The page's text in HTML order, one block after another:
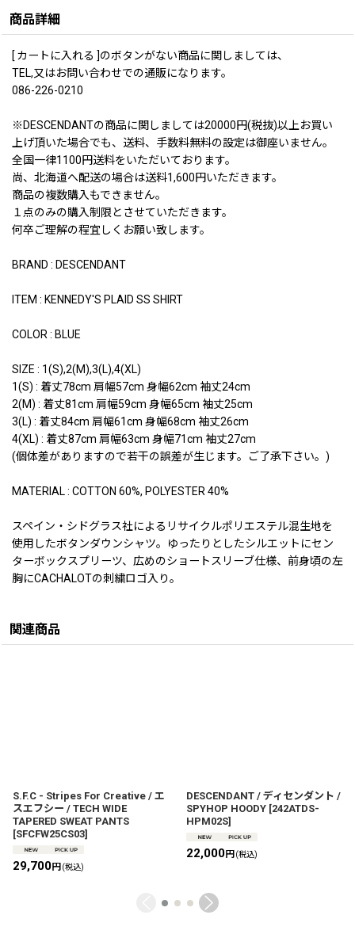
商品詳細
[ カートに入れる ]のボタンがない商品に関しましては、
TEL,又はお問い合わせでの通販になります。
086-226-0210
※DESCENDANTの商品に関しましては20000円(税抜)以上お買い
上げ頂いた場合でも、送料、手数料無料の設定は御座いません。
全国一律1100円送料をいただいております。
尚、北海道へ配送の場合は送料1,600円いただきます。
商品の複数購入もできません。
１点のみの購入制限とさせていただきます。
何卒ご理解の程宜しくお願い致します。
BRAND : DESCENDANT
ITEM : KENNEDY'S PLAID SS SHIRT
COLOR : BLUE
SIZE : 1(S),2(M),3(L),4(XL)
1(S) : 着丈78cm 肩幅57cm 身幅62cm 袖丈24cm
2(M) : 着丈81cm 肩幅59cm 身幅65cm 袖丈25cm
3(L) : 着丈84cm 肩幅61cm 身幅68cm 袖丈26cm
4(XL) : 着丈87cm 肩幅63cm 身幅71cm 袖丈27cm
(個体差がありますので若干の誤差が生じます。ご了承下さい。)
MATERIAL : COTTON 60%, POLYESTER 40%
スペイン・シドグラス社によるリサイクルポリエステル混生地を
使用したボタンダウンシャツ。ゆったりとしたシルエットにセン
ターボックスプリーツ、広めのショートスリーブ仕様、前身頃の左
胸にCACHALOTの刺繍ロゴ入り。
関連商品
S.F.C - Stripes For Creative / エ
スエフシー / TECH WIDE
TAPERED SWEAT PANTS
[SFCFW25CS03]
29,700円 (税込)
DESCENDANT / ディセンダント /
SPYHOP HOODY [242ATDS-
HPM02S]
22,000円 (税込)